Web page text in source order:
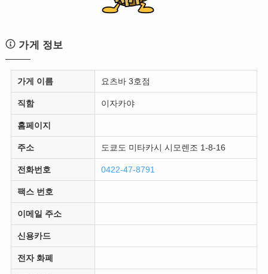
가게 정보
가게 이름 요츠바 3호점
직함 이자카야
홈페이지
주소 도쿄도 미타카시 시모렌조 1-8-16
전화번호 0422-47-8791
팩스 번호
이메일 주소
신용카드
전자 화폐